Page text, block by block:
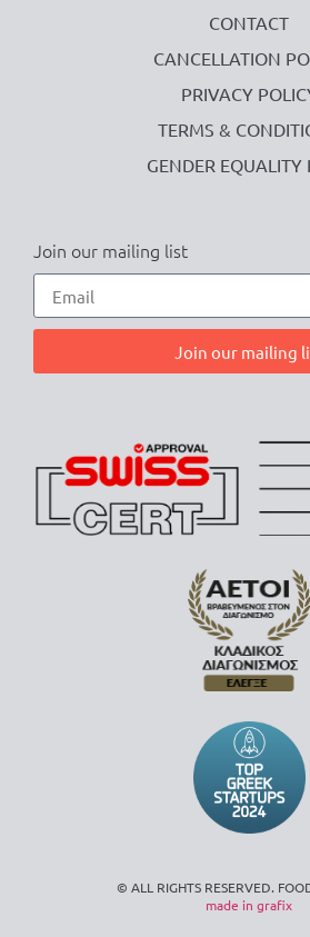
CONTACT
CANCELLATION
PRIVACY
TERMS &
GENDER EQUALITY
Join our mailing list
Join our mailing
© ALL RIGHTS RESERVED.
made in grafix